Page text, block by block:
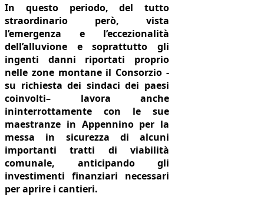
In questo periodo, del tutto
straordinario però, vista
l’emergenza e l’eccezionalità
dell’alluvione e soprattutto gli
ingenti danni riportati proprio
nelle zone montane il Consorzio -
su richiesta dei sindaci dei paesi
coinvolti– lavora anche
ininterrottamente con le sue
maestranze in Appennino per la
messa in sicurezza di alcuni
importanti tratti di viabilità
comunale, anticipando gli
investimenti finanziari necessari
per aprire i cantieri.